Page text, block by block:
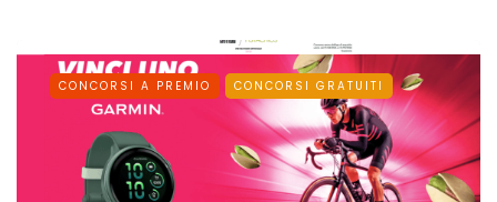
CONCORSI A PREMIO CONCORSI GRATUITI